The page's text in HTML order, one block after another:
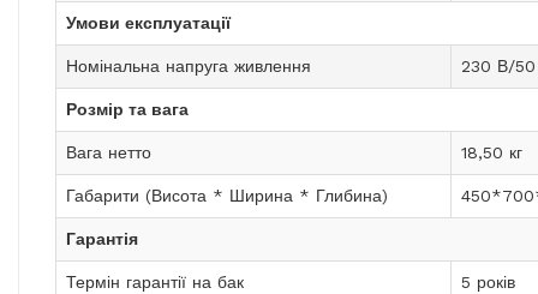
Умови експлуатації
Номінальна напруга живлення 230 В/50
Розмір та вага
Вага нетто 18,50 кг
Габарити (Висота * Ширина * Глибина)
Гарантія
Термін гарантії на бак 5 років